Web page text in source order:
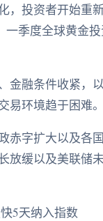
投资者开始重
季度全球黄金
融条件收紧，
环境趋于困难。
赤字扩大以及各
缓以及美联储
5天纳入指数